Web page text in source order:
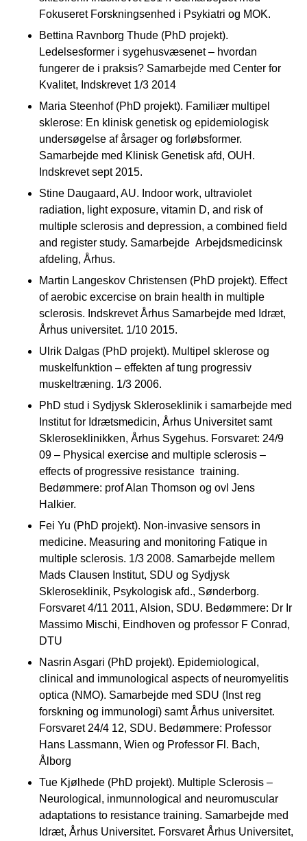
Fokuseret Forskningsenhed i Psykiatri og MOK.
Bettina Ravnborg Thude (PhD projekt).
Ledelsesformer i sygehusvæsenet – hvordan
fungerer de i praksis? Samarbejde med Center for
Kvalitet, Indskrevet 1/3 2014
Maria Steenhof (PhD projekt). Familiær multipel
sklerose: En klinisk genetisk og epidemiologisk
undersøgelse af årsager og forløbsformer.
Samarbejde med Klinisk Genetisk afd, OUH.
Indskrevet sept 2015.
Stine Daugaard, AU. Indoor work, ultraviolet
radiation, light exposure, vitamin D, and risk of
multiple sclerosis and depression, a combined field
and register study. Samarbejde Arbejdsmedicinsk
afdeling, Århus.
Martin Langeskov Christensen (PhD projekt). Effect
of aerobic excercise on brain health in multiple
sclerosis. Indskrevet Århus Samarbejde med Idræt,
Århus universitet. 1/10 2015.
Ulrik Dalgas (PhD projekt). Multipel sklerose og
muskelfunktion – effekten af tung progressiv
muskeltræning. 1/3 2006.
PhD stud i Sydjysk Skleroseklinik i samarbejde med
Institut for Idrætsmedicin, Århus Universitet samt
Skleroseklinikken, Århus Sygehus. Forsvaret: 24/9
09 – Physical exercise and multiple sclerosis –
effects of progressive resistance training.
Bedømmere: prof Alan Thomson og ovl Jens
Halkier.
Fei Yu (PhD projekt). Non-invasive sensors in
medicine. Measuring and monitoring Fatique in
multiple sclerosis. 1/3 2008. Samarbejde mellem
Mads Clausen Institut, SDU og Sydjysk
Skleroseklinik, Psykologisk afd., Sønderborg.
Forsvaret 4/11 2011, Alsion, SDU. Bedømmere: Dr Ir
Massimo Mischi, Eindhoven og professor F Conrad,
DTU
Nasrin Asgari (PhD projekt). Epidemiological,
clinical and immunological aspects of neuromyelitis
optica (NMO). Samarbejde med SDU (Inst reg
forskning og immunologi) samt Århus universitet.
Forsvaret 24/4 12, SDU. Bedømmere: Professor
Hans Lassmann, Wien og Professor Fl. Bach,
Ålborg
Tue Kjølhede (PhD projekt). Multiple Sclerosis –
Neurological, inmunnological and neuromuscular
adaptations to resistance training. Samarbejde med
Idræt, Århus Universitet. Forsvaret Århus Universitet,